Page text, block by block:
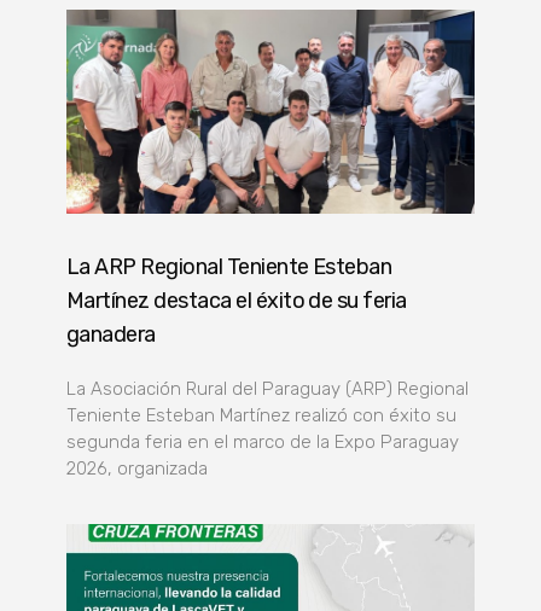
La ARP Regional Teniente Esteban
Martínez destaca el éxito de su feria
ganadera
La Asociación Rural del Paraguay (ARP) Regional
Teniente Esteban Martínez realizó con éxito su
segunda feria en el marco de la Expo Paraguay
2026, organizada